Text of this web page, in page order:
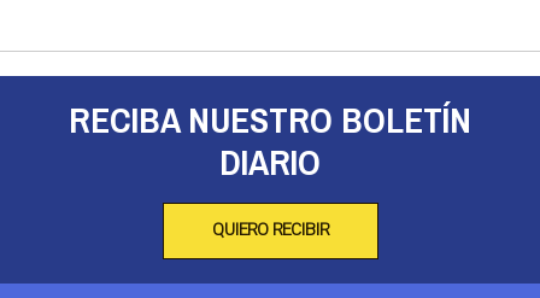
RECIBA NUESTRO BOLETÍN
DIARIO
QUIERO RECIBIR